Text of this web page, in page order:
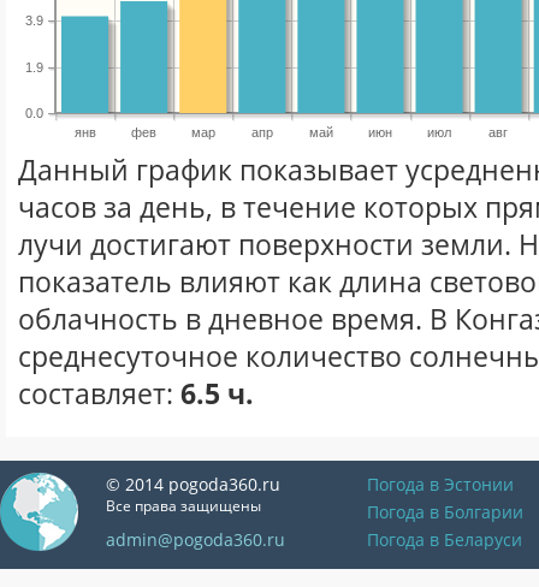
янв фев мар апр май июн июл авг
0.0
1.9
3.9
Данный график показывает
часов за день, в течение которых
лучи достигают поверхности земли.
показатель влияют как длина
облачность в дневное время. В
среднесуточное количество
составляет: 6.5 ч.
© 2014 pogoda360.ru
Все права защищены
admin@pogoda360.ru
Погода в Эстонии
Погода в Болгарии
Погода в Беларуси